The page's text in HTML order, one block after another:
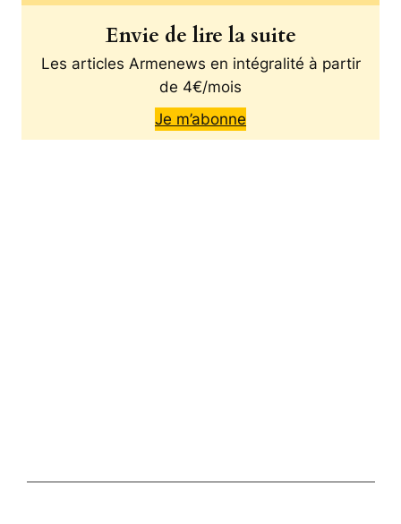
Envie de lire la suite
Les articles Armenews en intégralité à partir
de 4€/mois
Je m’abonne